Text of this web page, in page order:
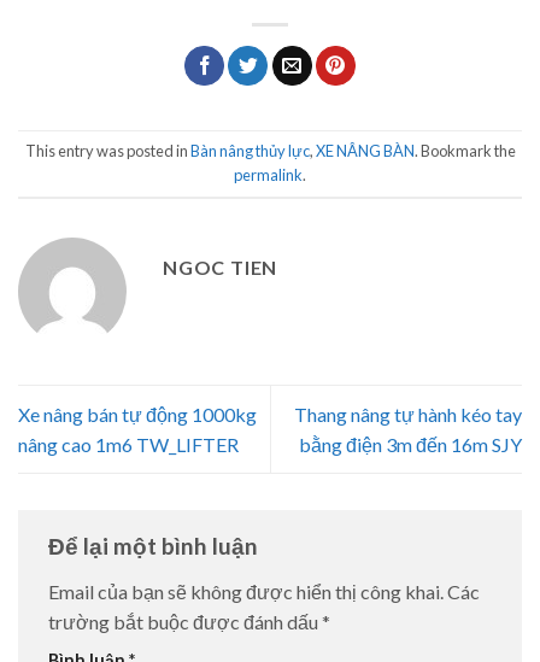
This entry was posted inBàn nâng thủy lực,XE NÂNG BÀN. Bookmark the
permalink.
NGOC TIEN
Xe nâng bán tự động 1000kg
nâng cao 1m6 TW_LIFTER
Thang nâng tự hành kéo tay
bằng điện 3m đến 16m SJY
Để lại một bình luận
Email của bạn sẽ không được hiển thị công khai.Các
trường bắt buộc được đánh dấu *